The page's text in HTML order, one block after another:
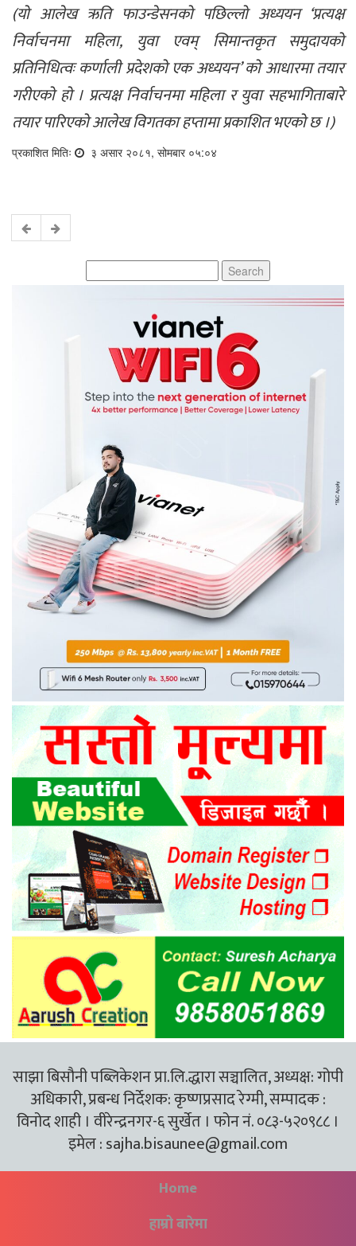
(यो आलेख ऋति फाउन्डेसनको पछिल्लो अध्ययन ‘प्रत्यक्ष
निर्वाचनमा महिला, युवा एवम् सिमान्तकृत समुदायको
प्रतिनिधित्वः कर्णाली प्रदेशको एक अध्ययन’ को आधारमा तयार
गरीएको हो । प्रत्यक्ष निर्वाचनमा महिला र युवा सहभागिताबारे
तयार पारिएको आलेख विगतका हप्तामा प्रकाशित भएको छ ।)
प्रकाशित मितिः ३ असार २०८१, सोमबार ०५:०४
for:
साझा बिसौनी पब्लिकेशन प्रा.लि.द्धारा सञ्चालित, अध्यक्ष: गोपी
अधिकारी, प्रबन्ध निर्देशक: कृष्णप्रसाद रेग्मी, सम्पादक :
विनोद शाही । वीरेन्द्रनगर-६ सुर्खेत । फोन नं. ०८३-५२०९८८ ।
इमेल :sajha.bisaunee@gmail.com
Home
हाम्रो बारेमा